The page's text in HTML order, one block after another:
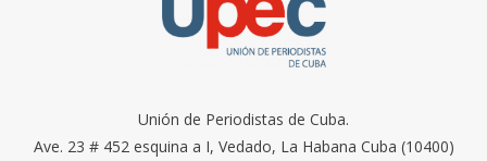
Unión de Periodistas de Cuba.
Ave. 23 # 452 esquina a I, Vedado, La Habana Cuba (10400)